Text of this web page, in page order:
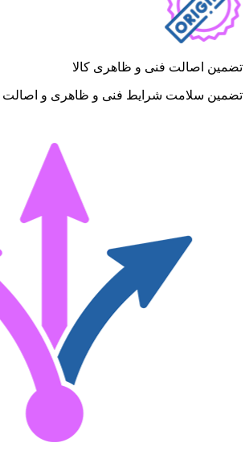
تضمین اصالت فنی و ظاهری کالا
تضمین سلامت شرایط فنی و ظاهری و اصالت